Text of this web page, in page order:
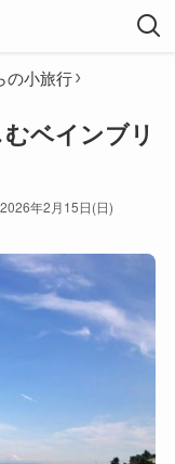
の小旅行
ベインブリ
2026年2月15日(日)